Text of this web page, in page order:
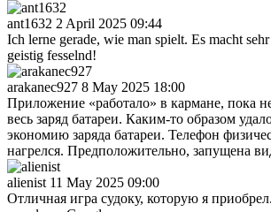
ant1632 2 April 2025 09:44
Ich lerne gerade, wie man spielt. Es macht
geistig fesselnd!
arakanec927 8 May 2025 18:00
Приложение «работало» в кармане, пока
весь заряд батареи. Каким-то образом
экономию заряда батареи. Телефон
нагрелся. Предположительно, запущена
alienist 11 May 2025 09:00
Отличная игра судоку, которую я